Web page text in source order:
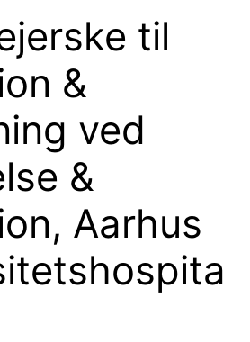
til
&
ved
&
Aarhus